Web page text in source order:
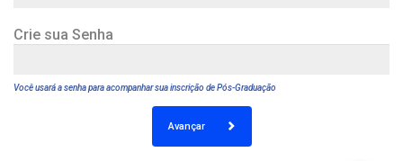
Crie sua Senha
Você usará a senha para acompanhar sua inscrição de Pós-Graduação
Avançar